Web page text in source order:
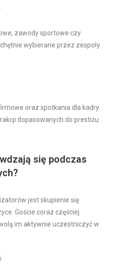
zawody sportowe czy
wybierane przez zespoły
oraz spotkania dla kadry
dopasowanych do prestiżu
się podczas
jest skupienie się
Goście coraz częściej
im aktywnie uczestniczyć w